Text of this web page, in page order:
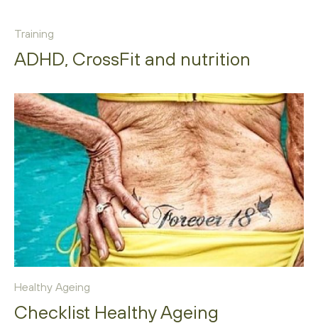
Training
ADHD, CrossFit and nutrition
Healthy Ageing
Checklist Healthy Ageing